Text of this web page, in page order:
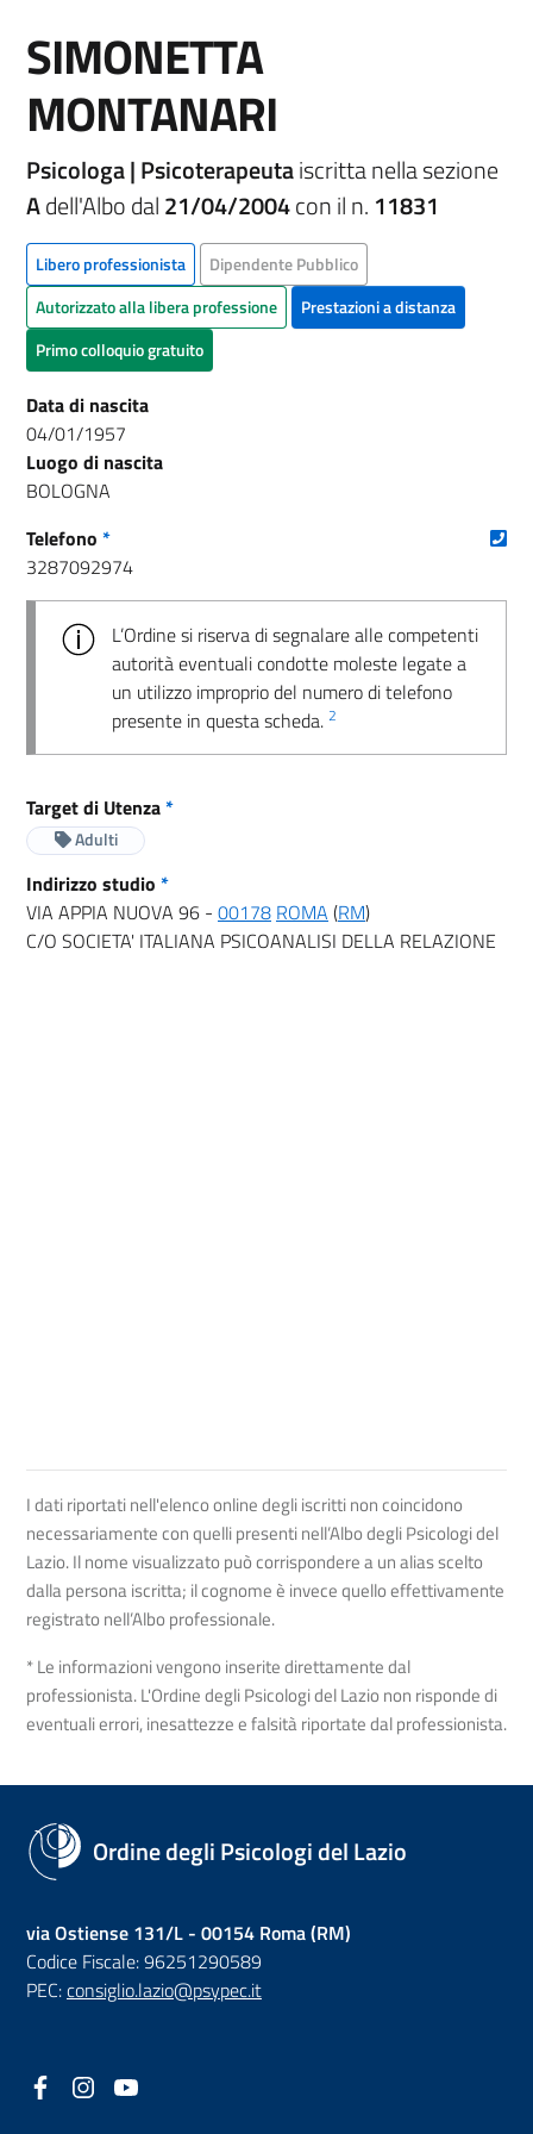
SIMONETTA
MONTANARI
Psicologa | Psicoterapeutaiscritta nella sezione
Adell'Albo dal21/04/2004con il n. 11831
Libero professionista
Dipendente Pubblico
Autorizzato alla libera professione
Prestazioni a distanza
Primo colloquio gratuito
Data di nascita
04/01/1957
Luogo di nascita
BOLOGNA
Telefono *
3287092974
L’Ordine si riserva di segnalare alle competenti
autorità eventuali condotte moleste legate a
un utilizzo improprio del numero di telefono
presente in questa scheda. 2
Target di Utenza*
Adulti
Indirizzo studio *
VIA APPIA NUOVA 96 - 00178 ROMA (RM)
C/O SOCIETA' ITALIANA PSICOANALISI DELLA RELAZIONE
I dati riportati nell'elenco online degli iscritti non coincidono
necessariamente con quelli presenti nell’Albo degli Psicologi del
Lazio. Il nome visualizzato può corrispondere a un alias scelto
dalla persona iscritta; il cognome è invece quello effettivamente
registrato nell’Albo professionale.
* Le informazioni vengono inserite direttamente dal
professionista. L'Ordine degli Psicologi del Lazio non risponde di
eventuali errori, inesattezze e falsità riportate dal professionista.
Ordine degli Psicologi del Lazio
via Ostiense 131/L - 00154 Roma (RM)
Codice Fiscale: 96251290589
PEC:consiglio.lazio@psypec.it
Facebook
(nuova scheda - new tab)
Instagram
(nuova scheda - new tab)